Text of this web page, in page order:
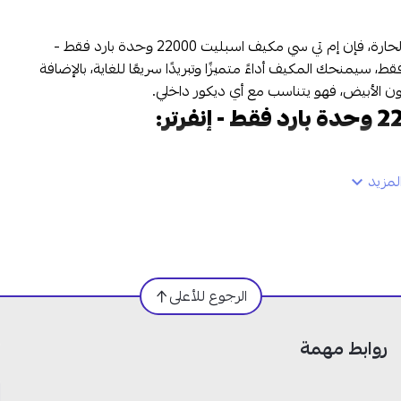
إذا كنت تبحث عن مكيف يوفر لك تبريد قوي وفعال في أيام الصيف الحارة، فإن إم تي سي مكيف اسبليت 22000 وحدة بارد فقط -
وحدة ونظام تشغيل بارد فقط، سيمنحك المكيف أداءً متميزًا وتبريدًا سريعًا للغاية، بالإضافة
الأبيض، فهو يتناسب مع أي ديكور داخلي.
وحدة، يوفر هذا المكيف تبريدًا سريعًا وفعالًا لتبقى الغرف باردة ومريحة حتى
الرجوع للأعلى
روابط مهمة